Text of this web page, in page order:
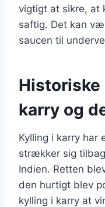
vigtigt at sikre, at
saftig. Det kan
saucen til
Historiske
karry og
Kylling i karry har
strækker sig
Indien. Retten
den hurtigt blev
kylling i karry at